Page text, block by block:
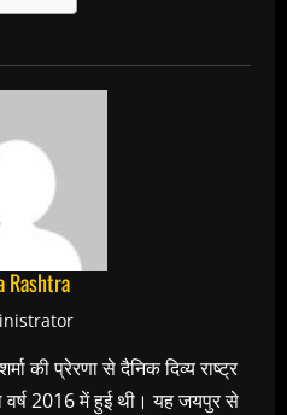
Rashtra
की प्रेरणा से दैनिक दिव्य राष्ट्र
वर्ष 2016 में हुई थी। यह जयपुर से